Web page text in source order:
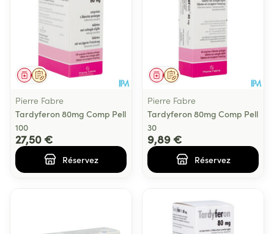
Sur prescription
Médicament
Pierre Fabre
Tardyferon 80mg Comp Pell
100
27,50 €
Réservez
Sur prescription
Médicament
Pierre Fabre
Tardyferon 80mg Comp Pell
30
9,89 €
Réservez